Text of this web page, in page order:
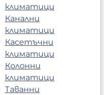
климатици
Канални
климатици
Касетъчни
климатици
Колонни
климатици
Таванни